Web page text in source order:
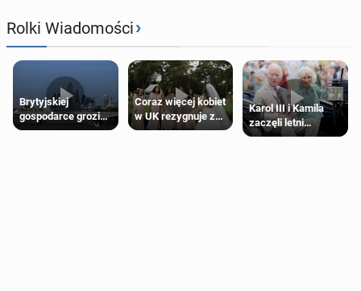
Rolki Wiadomości›
Brytyjskiej
gospodarce grozi
recesja, jeśli
Coraz więcej kobiet
w UK rezygnuje z
roli druhny na
Karol III i Kamila
zaczęli letni
odpoczynek po